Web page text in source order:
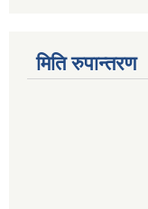
मिति रुपान्तरण